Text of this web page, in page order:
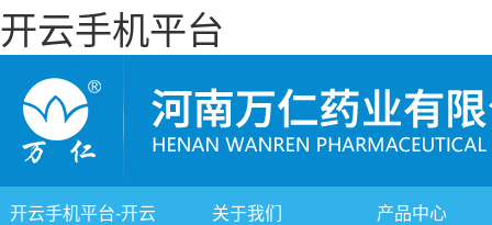
开云手机平台
开云手机平台-开云 关于我们 产品中心